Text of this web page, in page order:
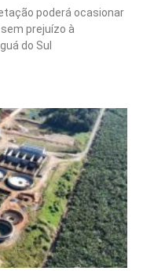
poderá ocasionar
prejuízo à
do Sul